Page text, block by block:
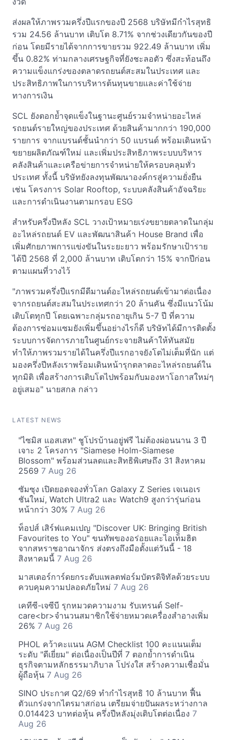
ส่งผลให้ภาพรวมครึ่งปีแรกของปี 2568 บริษัทมีกำไรสุทธิ
รวม 24.56 ล้านบาท เติบโต 8.71% จากช่วงเดียวกันของปี
ก่อน โดยมีรายได้จากการขายรวม 922.49 ล้านบาท เพิ่ม
ขึ้น 0.82% ท่ามกลางเศรษฐกิจที่ยังชะลอตัว ซึ่งสะท้อนถึง
ความแข็งแกร่งของตลาดรถยนต์สะสมในประเทศ และ
ประสิทธิภาพในการบริหารต้นทุนขายและค่าใช้จ่าย
ทางการเงิน
SCL ยังตอกย้ำจุดแข็งในฐานะศูนย์รวมจำหน่ายอะไหล่
รถยนต์รายใหญ่ของประเทศ ด้วยสินค้ามากกว่า 190,000
รายการ จากแบรนด์ชั้นนำกว่า 50 แบรนด์ พร้อมเดินหน้า
ขยายผลิตภัณฑ์ใหม่ และเพิ่มประสิทธิภาพระบบบริหาร
คลังสินค้าและเครือข่ายการจำหน่ายให้ครอบคลุมทั่ว
ประเทศ ทั้งนี้ บริษัทยังลงทุนพัฒนาองค์กรสู่ความยั่งยืน
เช่น โครงการ Solar Rooftop, ระบบคลังสินค้าอัจฉริยะ
และการดำเนินงานตามกรอบ ESG
สำหรับครึ่งปีหลัง SCL วางเป้าหมายเร่งขยายตลาดในกลุ่ม
อะไหล่รถยนต์ EV และพัฒนาสินค้า House Brand เพื่อ
เพิ่มศักยภาพการแข่งขันในระยะยาว พร้อมรักษาเป้าราย
ได้ปี 2568 ที่ 2,000 ล้านบาท เติบโตกว่า 15% จากปีก่อน
ตามแผนที่วางไว้
"ภาพรวมครึ่งปีแรกมีดีมานด์อะไหล่รถยนต์เข้ามาต่อเนื่อง
จากรถยนต์สะสมในประเทศกว่า 20 ล้านคัน ซึ่งมีแนวโน้ม
เติบโตทุกปี โดยเฉพาะกลุ่มรถอายุเกิน 5-7 ปี ที่ความ
ต้องการซ่อมแซมยังเพิ่มขึ้นอย่างไรก็ดี บริษัทได้มีการติดตั้ง
ระบบการจัดการภายในศูนย์กระจายสินค้าให้ทันสมัย
ทำให้ภาพรวมรายได้ในครึ่งปีแรกอาจยังโตไม่เต็มที่นัก แต่
มองครึ่งปีหลังเราพร้อมเดินหน้ารุกตลาดอะไหล่รถยนต์ใน
ทุกมิติ เพื่อสร้างการเติบโตไปพร้อมกับมองหาโอกาสใหม่ๆ
อยู่เสมอ" นายสกล กล่าว
LATEST NEWS
"ไซมิส แอสเสท" ชูโปรบ้านอยู่ฟรี ไม่ต้องผ่อนนาน 3 ปี
เจาะ 2 โครงการ "Siamese Holm-Siamese
Blossom" พร้อมส่วนลดและสิทธิพิเศษถึง 31 สิงหาคม
2569 7 Aug 26
ซัมซุง เปิดยอดจองทั่วโลก Galaxy Z Series เจเนอเร
ชันใหม่, Watch Ultra2 และ Watch9 สูงกว่ารุ่นก่อน
หน้ากว่า 30% 7 Aug 26
ท็อปส์ เสิร์ฟแคมเปญ "Discover UK: Bringing British
Favourites to You" ขนทัพของอร่อยและไอเท็มฮิต
จากสหราชอาณาจักร ส่งตรงถึงมือตั้งแต่วันนี้ - 18
สิงหาคมนี้ 7 Aug 26
มาสเตอร์การ์ดยกระดับแพลตฟอร์มบัตรดิจิทัลด้วยระบบ
ควบคุมความปลอดภัยใหม่ 7 Aug 26
เคทีซี-เจซีบี รุกหมวดความงาม รับเทรนด์ Self-
care<br>จำนวนสมาชิกใช้จ่ายหมวดเครื่องสำอางเพิ่ม
26% 7 Aug 26
PHOL คว้าคะแนน AGM Checklist 100 คะแนนเต็ม
ระดับ "ดีเยี่ยม" ต่อเนื่องเป็นปีที่ 7 ตอกย้ำการดำเนิน
ธุรกิจตามหลักธรรมาภิบาล โปร่งใส สร้างความเชื่อมั่น
ผู้ถือหุ้น 7 Aug 26
SINO ประกาศ Q2/69 ทำกำไรสุทธิ 10 ล้านบาท ฟื้น
ตัวแกร่งจากไตรมาสก่อน เตรียมจ่ายปันผลระหว่างกาล
0.014423 บาทต่อหุ้น ครึ่งปีหลังมุ่งเติบโตต่อเนื่อง 7
Aug 26